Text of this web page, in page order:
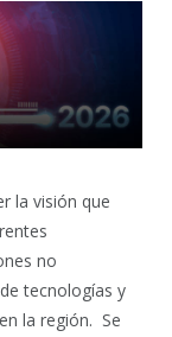
la visión que
no
tecnologías y
la región. Se